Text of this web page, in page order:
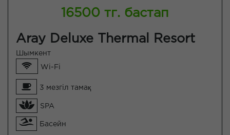
16500 тг. бастап
Aray Deluxe Thermal Resort
Шымкент
Wi-Fi
3 мезгіл тамақ
SPA
Басейн